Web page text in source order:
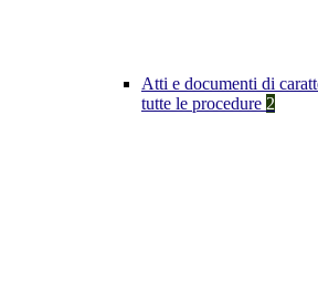
Atti e documenti di
tutte le procedure 2